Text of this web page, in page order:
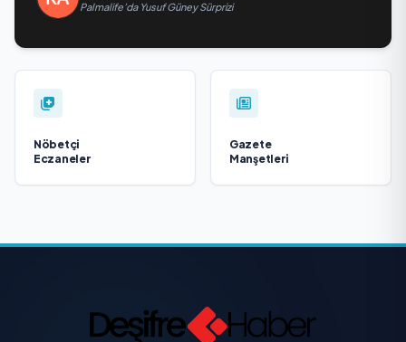
Palmalife’da Yusuf Güney Sürprizi
Nöbetçi
Eczaneler
Gazete
Manşetleri